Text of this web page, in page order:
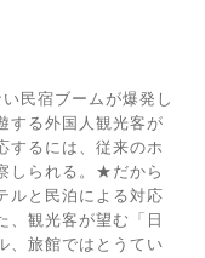
民宿ブームが爆発し
する外国人観光客が
するには、従来のホ
しられる。★だから
ルと民泊による対応
、観光客が望む「日
、旅館ではとうてい